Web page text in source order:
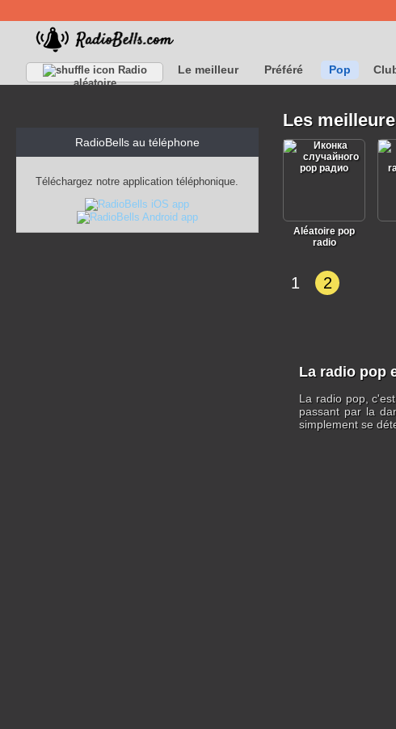
Radio
aléatoire
Le meilleur Préféré Pop
RadioBells au téléphone
Téléchargez notre application téléphonique.
Les
Aléatoire pop
radio
1 2
La radio pop
La radio pop,
passant par la
simplement se